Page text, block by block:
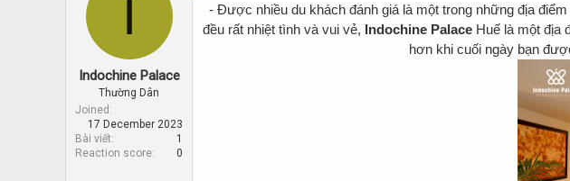
a
t
r
I
Indochine Palace
Thường Dân
Joined
17 December 2023
Bài viết
1
Reaction score
0
- Được nhiều du khách đánh giá là một trong những địa
đều rất nhiệt tình và vui vẻ, Indochine Palace Huế là một địa
hơn khi cuối ngày bạn